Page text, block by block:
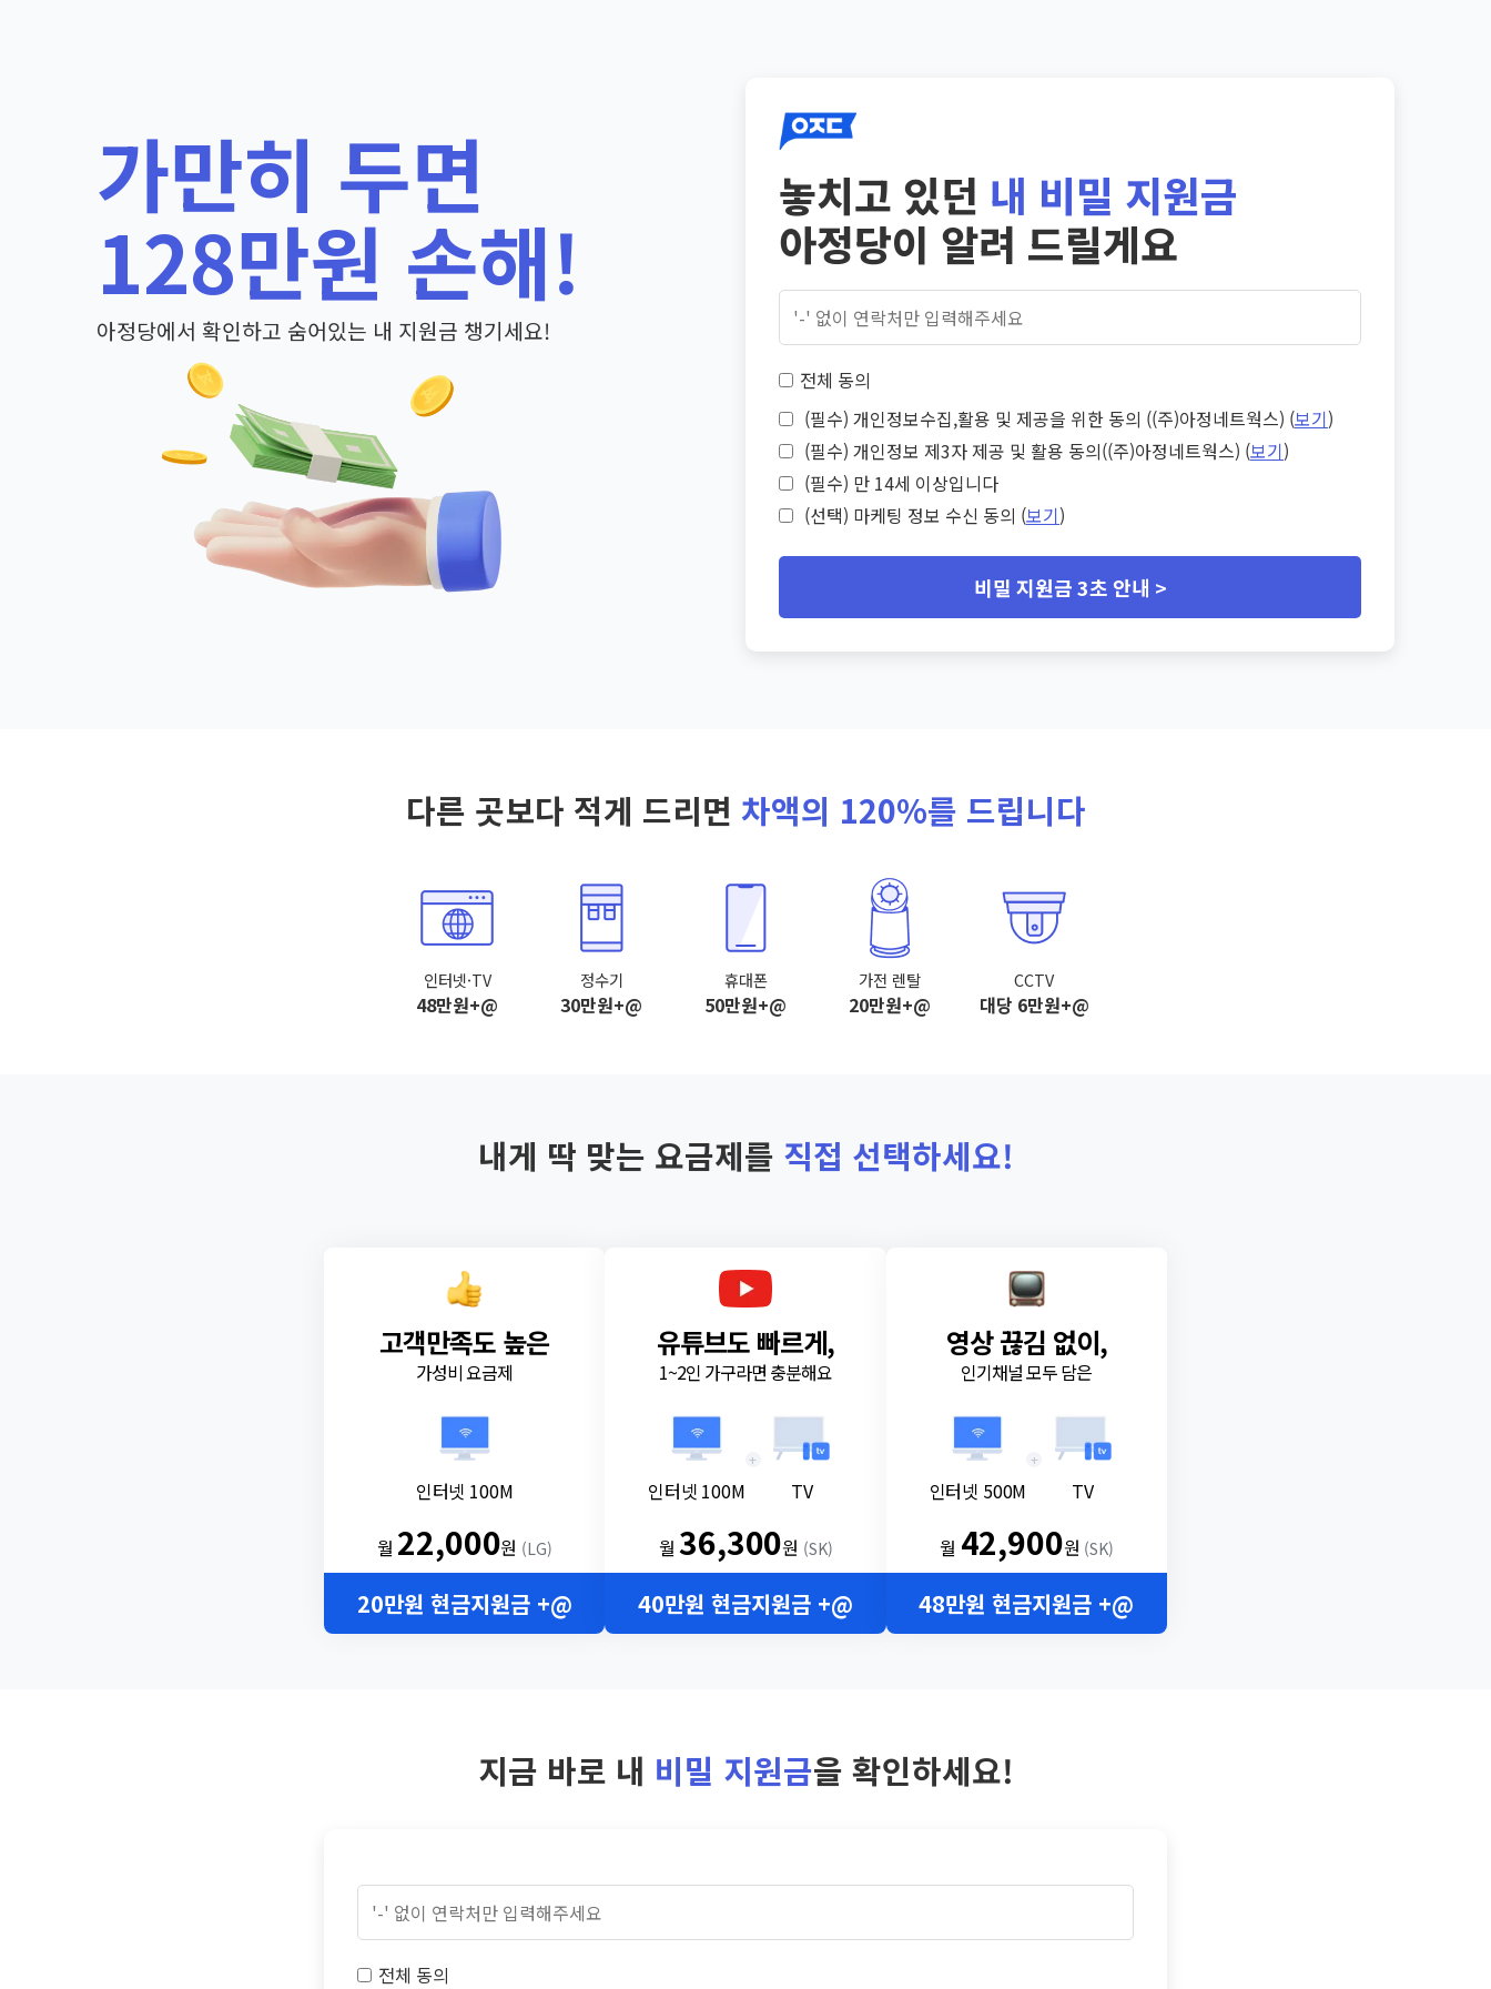
가만히 두면
128만원 손해!
아정당에서 확인하고 숨어있는 내 지원금 챙기세요!
놓치고 있던 내 비밀 지원금
아정당이 알려 드릴게요
전체 동의
(필수) 개인정보수집,활용 및 제공을 위한 동의 ((주)아정네트웍스) (보기)
(필수) 개인정보 제3자 제공 및 활용 동의((주)아정네트웍스) (보기)
(필수) 만 14세 이상입니다
(선택) 마케팅 정보 수신 동의 (보기)
비밀 지원금 3초 안내 >
다른 곳보다 적게 드리면 차액의 120%를 드립니다
인터넷·TV
48만원+@
정수기
30만원+@
휴대폰
50만원+@
가전 렌탈
20만원+@
CCTV
대당 6만원+@
내게 딱 맞는 요금제를 직접 선택하세요!
고객만족도 높은
가성비 요금제
인터넷 100M
월 22,000원 (LG)
20만원 현금지원금 +@
유튜브도 빠르게,
1~2인 가구라면 충분해요
인터넷 100M
+
TV
월36,300원 (SK)
40만원 현금지원금 +@
영상 끊김 없이,
인기채널 모두 담은
인터넷 500M
+
TV
월 42,900원 (SK)
48만원 현금지원금 +@
지금 바로 내 비밀 지원금을 확인하세요!
전체 동의